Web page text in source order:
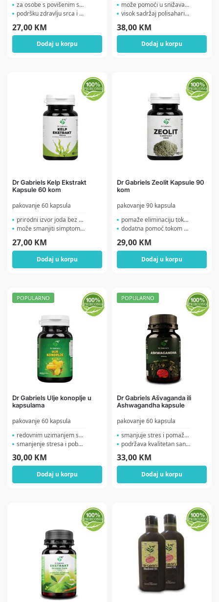
za osobe s povišenim sec...
podršku zdravlju srca i ...
27,00 KM
Dodaj u korpu
može pomoći u snižavan...
visok sadržaj polisahari...
38,00 KM
Dodaj u korpu
Dr Gabriels Kelp Ekstrakt
Kapsule 60 kom
pakovanje 60 kapsula
prirodni izvor joda bez s...
može smanjiti simptome u...
27,00 KM
Dodaj u korpu
Dr Gabriels Zeolit Kapsule 90
kom
pakovanje 90 kapsula
pomaže eliminaciju toksi...
dodatna pomoć tokom razl...
29,00 KM
Dodaj u korpu
POPULARNO
Dr Gabriels Ulje konoplje u
kapsulama
pakovanje 60 kapsula
redovnim uzimanjem smanju...
smanjenje stresa i pobolj...
30,00 KM
Dodaj u korpu
POPULARNO
Dr Gabriels Ašvaganda ili
Ashwagandha kapsule
pakovanje 60 kapsula
smanjuje stres i pomaže ...
podržava kvalitetan san ...
33,00 KM
Dodaj u korpu